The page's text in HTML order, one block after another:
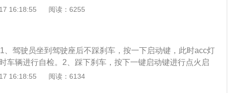
，轴距为29088mm，最小离地间隙是179mm，油箱容积
，最大功率是140kw，最大扭矩是320nm。
16:18:55 阅读：6255
、驾驶员坐到驾驶座后不踩刹车，按一下启动键，此时acc灯
车辆进行自检。2、踩下刹车，按下一键启动键进行点火启
以选择原地热车。4、再次踩下脚踩，挂入d挡，按下电子
16:18:55 阅读：6134